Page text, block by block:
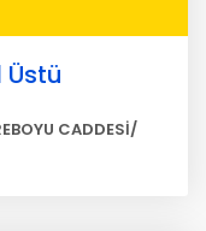
CADDESİ/